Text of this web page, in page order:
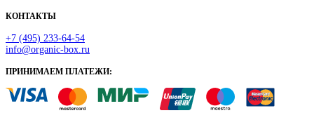
КОНТАКТЫ
+7 (495) 233-64-54
info@organic-box.ru
ПРИНИМАЕМ ПЛАТЕЖИ: